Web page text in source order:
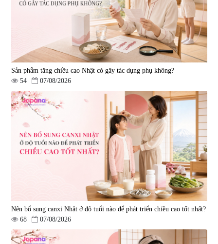
Sản phẩm tăng chiều cao Nhật có gây tác dụng phụ không?
54
07/08/2026
Nên bổ sung canxi Nhật ở độ tuổi nào để phát triển chiều cao tốt nhất?
68
07/08/2026